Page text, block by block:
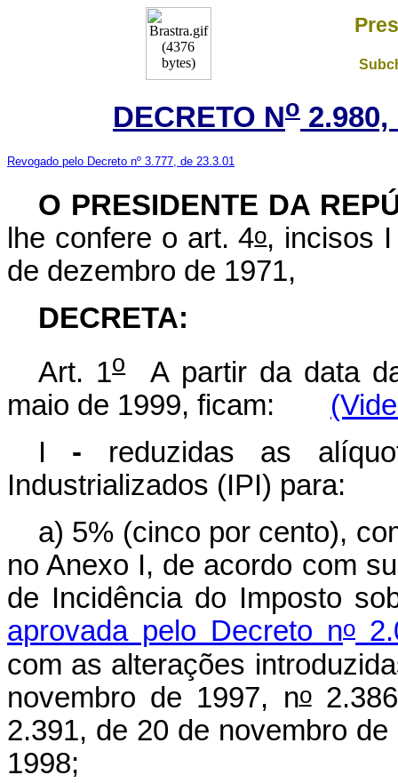
DECRETO No 2.980,
Revogado pelo Decreto nº 3.777, de 23.3.01
O PRESIDENTE DA
lhe confere o art. 4o, incisos
de dezembro de 1971,
DECRETA:
Art. 1oA partir da data
maio de 1999, ficam:
I - reduzidas as
Industrializados (IPI) para:
a) 5% (cinco por cento),
no Anexo I, de acordo com
de Incidência do Imposto
aprovada pelo Decreto no
com as alterações
novembro de 1997, no
2.391, de 20 de novembro de
1998;